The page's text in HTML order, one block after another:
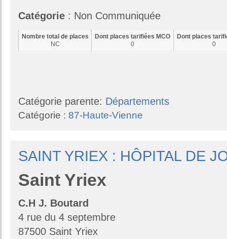
Catégorie : Non Communiquée
Nombre total de places
NC
Dont places tarifiées MCO
0
Dont places
0
Catégorie parente: Départements
Catégorie : 87-Haute-Vienne
SAINT YRIEX : HÔPITAL DE
Saint Yriex
C.H J. Boutard
4 rue du 4 septembre
87500 Saint Yriex